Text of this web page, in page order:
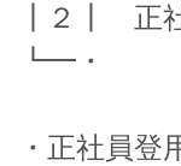
┃２┃ 正
┗━・
・正社員登